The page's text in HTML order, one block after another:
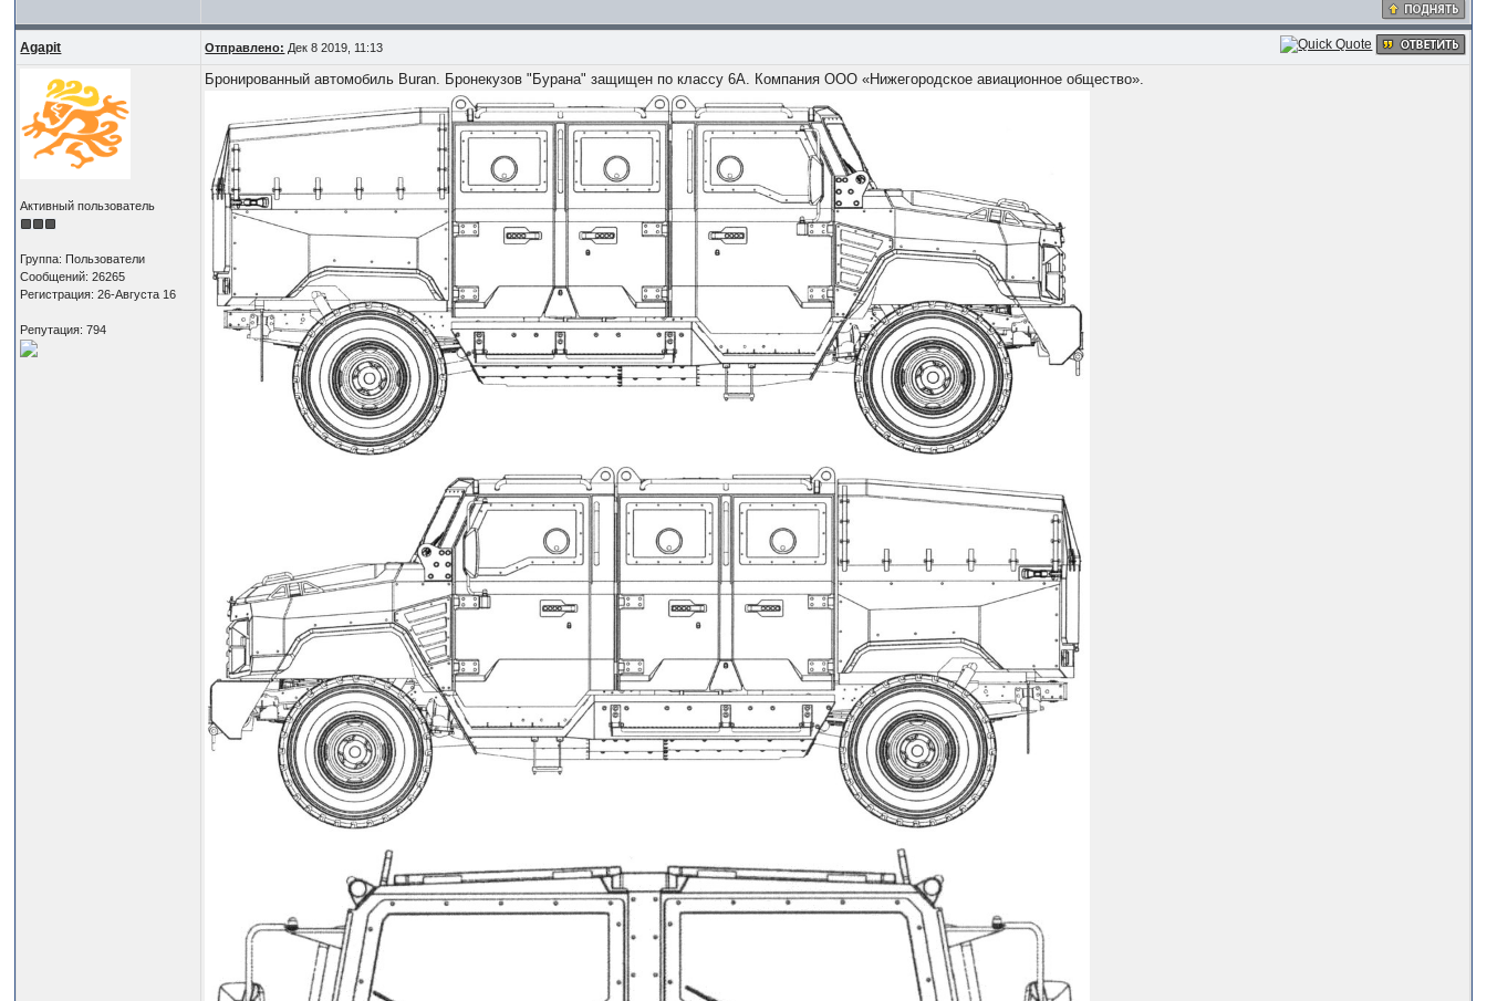
Agapit Отправлено: Дек 8 2019, 11:13
Активный пользователь
Группа: Пользователи
Сообщений: 26265
Регистрация: 26-Августа 16
Репутация: 794
Бронированный автомобиль Buran. Бронекузов "Бурана" защищен по классу 6А. Компания ООО «Нижегородское авиационное общество».